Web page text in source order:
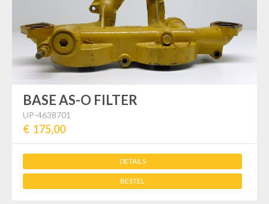
BASE AS-O FILTER
UP-4638701
€ 175,00
DETAILS
BESTEL